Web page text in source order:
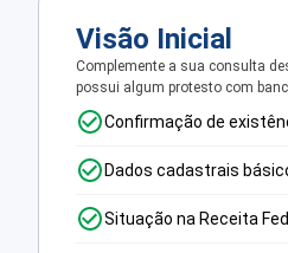
Visão Inicial
Complemente a sua consulta
possui algum protesto com
Confirmação de
Dados cadastrais
Situação na Receita